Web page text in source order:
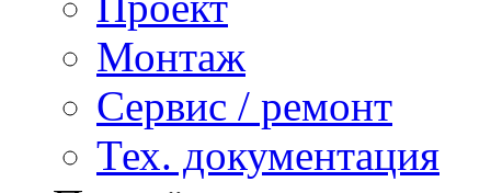
Монтаж
Сервис / ремонт
Тех. документация